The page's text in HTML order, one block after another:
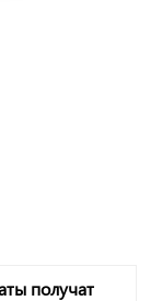
получат